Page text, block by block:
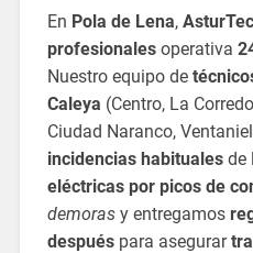
En Pola de Lena,
profesionalesoperativa
Nuestro equipo de
Caleya (Centro, La
Ciudad Naranco,
incidencias habitualesde
eléctricas por picos de
demorasy entregamos
despuéspara asegurar